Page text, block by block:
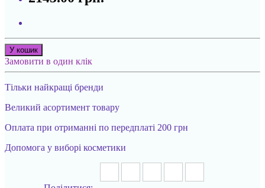
У кошик
Замовити в один клік
Тільки найкращі бренди
Великий асортимент товару
Оплата при отриманні по передплаті 200 грн
Допомога у виборі косметики